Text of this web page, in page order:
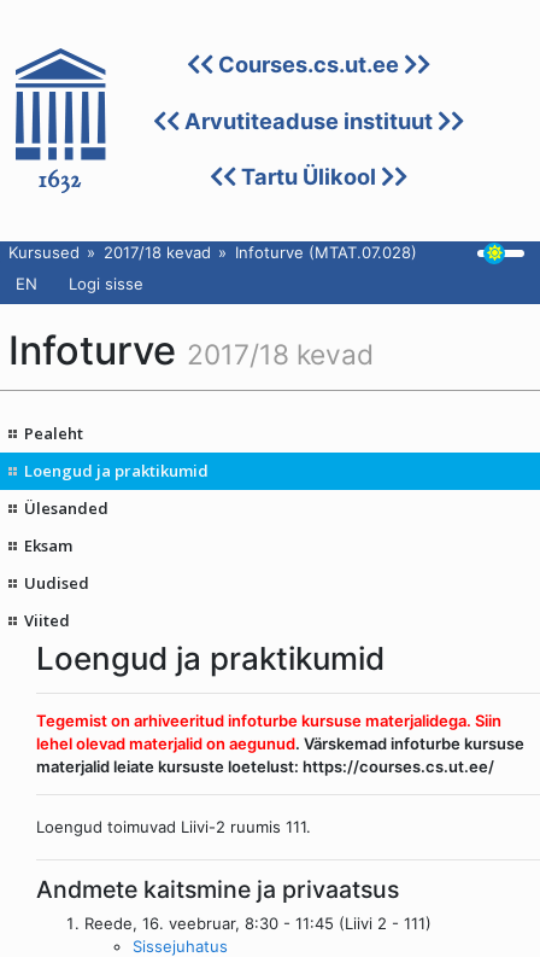
Courses.cs.ut.ee
Arvutiteaduse instituut
Tartu Ülikool
Kursused 2017/18 kevad
Infoturve (MTAT.07.028)
EN
Logi sisse
Infoturve 2017/18 kevad
Pealeht
Loengud ja praktikumid
Ülesanded
Eksam
Uudised
Viited
Loengud ja praktikumid
Tegemist on arhiveeritud infoturbe kursuse materjalidega. Siin
lehel olevad materjalid on aegunud. Värskemad infoturbe kursuse
materjalid leiate kursuste loetelust: https://courses.cs.ut.ee/
Loengud toimuvad Liivi-2 ruumis 111.
Andmete kaitsmine ja privaatsus
Reede, 16. veebruar, 8:30 - 11:45 (Liivi 2 - 111)
Sissejuhatus